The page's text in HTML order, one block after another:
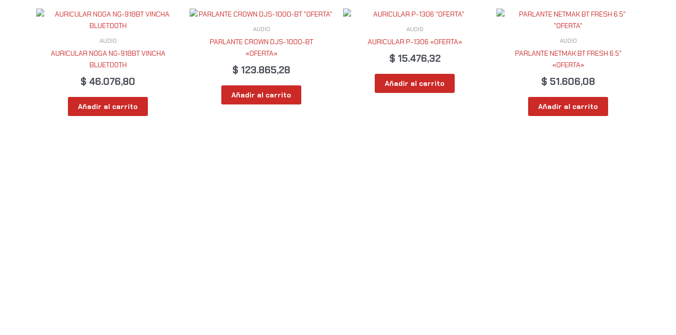
AUDIO
AURICULAR NOGA NG-918BT VINCHA
BLUETOOTH
$ 46.076,80
Añadir al carrito
AUDIO
PARLANTE CROWN DJS-1000-BT
«OFERTA»
$ 123.865,28
Añadir al carrito
AUDIO
AURICULAR P-1306 «OFERTA»
$ 15.476,32
Añadir al carrito
AUDIO
PARLANTE NETMAK BT FRESH 6.5″
«OFERTA»
$ 51.606,08
Añadir al carrito